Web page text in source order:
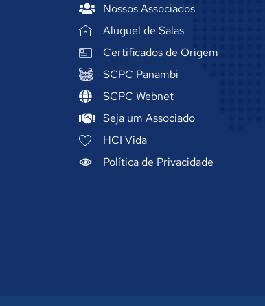
Nossos Associados
Aluguel de Salas
Certificados de Origem
SCPC Panambi
SCPC Webnet
Seja um Associado
HCI Vida
Política de Privacidade